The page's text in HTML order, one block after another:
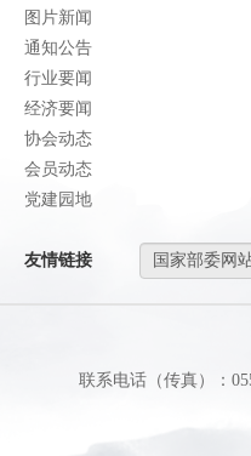
图片新闻
通知公告
行业要闻
经济要闻
协会动态
会员动态
党建园地
友情链接
联系电话（传真）：